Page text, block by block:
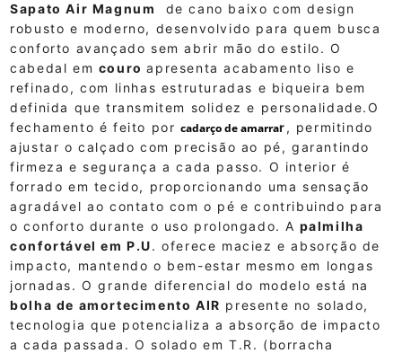
Sapato Air Magnum
de cano baixo com design
robusto e moderno, desenvolvido para quem busca
conforto avançado sem abrir mão do estilo. O
cabedal em couroapresenta acabamento liso e
refinado, com linhas estruturadas e biqueira bem
definida que transmitem solidez e personalidade.O
fechamento é feito porcadarço de amarrar, permitindo
ajustar o calçado com precisão ao pé, garantindo
firmeza e segurança a cada passo. O interior é
forrado em tecido, proporcionando uma sensação
agradável ao contato com o pé e contribuindo para
o conforto durante o uso prolongado. A palmilha
confortável em P.U. oferece maciez e absorção de
impacto, mantendo o bem-estar mesmo em longas
jornadas. O grande diferencial do modelo está na
bolha de amortecimento AIR presente no solado,
tecnologia que potencializa a absorção de impacto
a cada passada. O solado em T.R. (borracha